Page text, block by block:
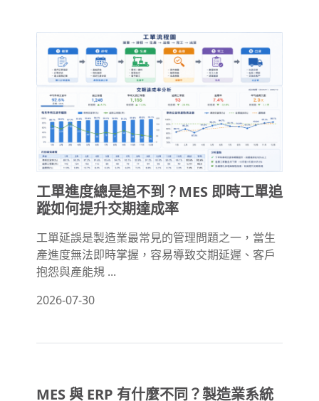
工單進度總是追不到？MES 即時工單追
蹤如何提升交期達成率
工單延誤是製造業最常見的管理問題之一，當生
產進度無法即時掌握，容易導致交期延遲、客戶
抱怨與產能規 ...
2026-07-30
MES 與 ERP 有什麼不同？製造業系統